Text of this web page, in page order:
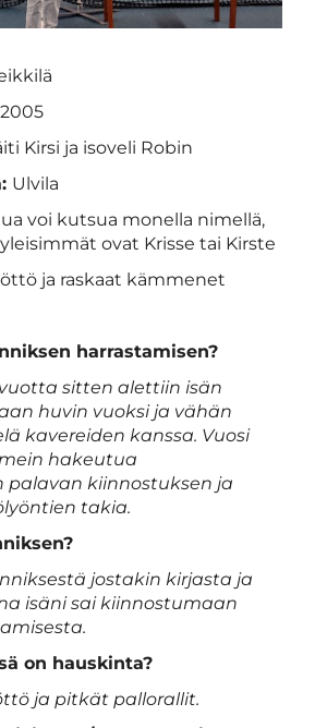
2005
Kirsi ja isoveli Robin
Ulvila
voi kutsua monella nimellä,
ovat Krisse tai Kirste
ja raskaat kämmenet
harrastamisen?
sitten alettiin isän
huvin vuoksi ja vähän
kavereiden kanssa. Vuosi
hakeutua
palavan kiinnostuksen ja
takia.
jostakin kirjasta ja
isäni sai kiinnostumaan
on hauskinta?
ja pitkät pallorallit.